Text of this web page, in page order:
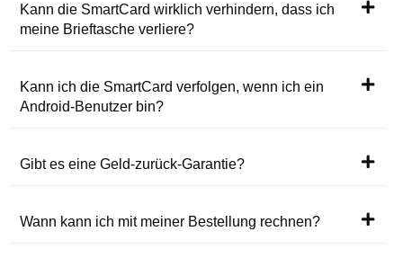
Kann die SmartCard wirklich verhindern, dass ich
meine Brieftasche verliere?
Kann ich die SmartCard verfolgen, wenn ich ein
Android-Benutzer bin?
Gibt es eine Geld-zurück-Garantie?
Wann kann ich mit meiner Bestellung rechnen?